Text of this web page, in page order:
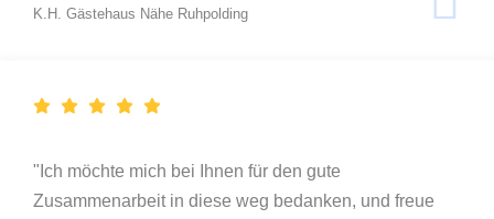
K.H. Gästehaus Nähe Ruhpolding
"Ich möchte mich bei Ihnen für den gute
Zusammenarbeit in diese weg bedanken, und freue